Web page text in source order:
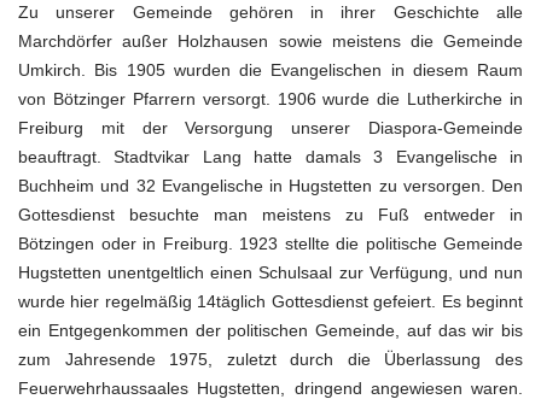
Zu unserer Gemeinde gehören in ihrer Geschichte alle
Marchdörfer außer Holzhausen sowie meistens die Gemeinde
Umkirch. Bis 1905 wurden die Evangelischen in diesem Raum
von Bötzinger Pfarrern versorgt. 1906 wurde die Lutherkirche in
Freiburg mit der Versorgung unserer Diaspora-Gemeinde
beauftragt. Stadtvikar Lang hatte damals 3 Evangelische in
Buchheim und 32 Evangelische in Hugstetten zu versorgen. Den
Gottesdienst besuchte man meistens zu Fuß entweder in
Bötzingen oder in Freiburg. 1923 stellte die politische Gemeinde
Hugstetten unentgeltlich einen Schulsaal zur Verfügung, und nun
wurde hier regelmäßig 14täglich Gottesdienst gefeiert. Es beginnt
ein Entgegenkommen der politischen Gemeinde, auf das wir bis
zum Jahresende 1975, zuletzt durch die Überlassung des
Feuerwehrhaussaales Hugstetten, dringend angewiesen waren.